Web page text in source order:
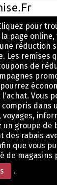
pour
page
réduction
Les remises
de
Vous
dans
un groupe de
des rabais
que vous
de magasins
.